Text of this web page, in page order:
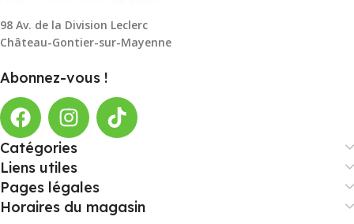
98 Av. de la Division Leclerc
Château-Gontier-sur-Mayenne
Abonnez-vous !
Catégories
Liens utiles
Pages légales
Horaires du magasin